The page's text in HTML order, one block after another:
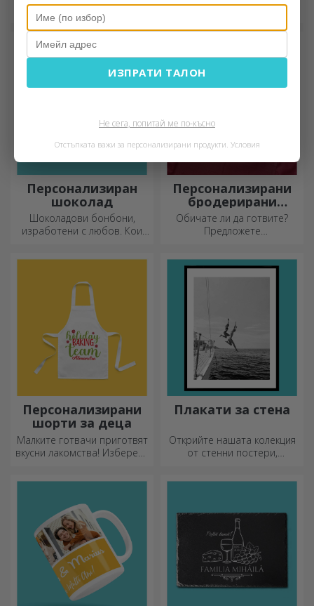
готови за тен! Кой модел
ще изберете да
персонализирате?
готин училищен график!
Персонализиран
шоколад
Шоколадови бонбони,
изработени с любов. Кои
Персонализирани
бродерирани
шорти
Обичате ли да готвите?
Предложете
Персонализирани
шорти за деца
Малките готвачи приготвят
вкусни лакомства! Изберете
кухнята!
Плакати за стена
Открийте нашата колекция
от стенни постери,
дизайни, ярки цветове и
първокласно качество –
идеални за добавяне на
индивидуалност към вашия
дом, офис или студио.
ИЗПРАТИ ТАЛОН
Не сега, попитай ме по-късно
Отстъпката важи за персонализирани продукти. Условия